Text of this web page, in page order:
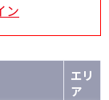
ン
エリ
ア